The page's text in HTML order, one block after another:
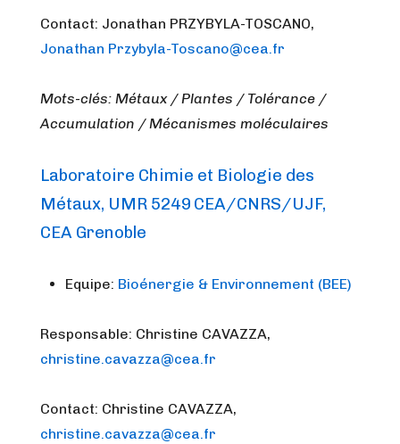
Contact: Jonathan PRZYBYLA-TOSCANO,
Jonathan Przybyla-Toscano@cea.fr
Mots-clés: Métaux / Plantes / Tolérance /
Accumulation / Mécanismes moléculaires
Laboratoire Chimie et Biologie des
Métaux, UMR 5249 CEA/CNRS/UJF,
CEA Grenoble
Equipe: Bioénergie & Environnement (BEE)
Responsable: Christine CAVAZZA,
christine.cavazza@cea.fr
Contact: Christine CAVAZZA,
christine.cavazza@cea.fr